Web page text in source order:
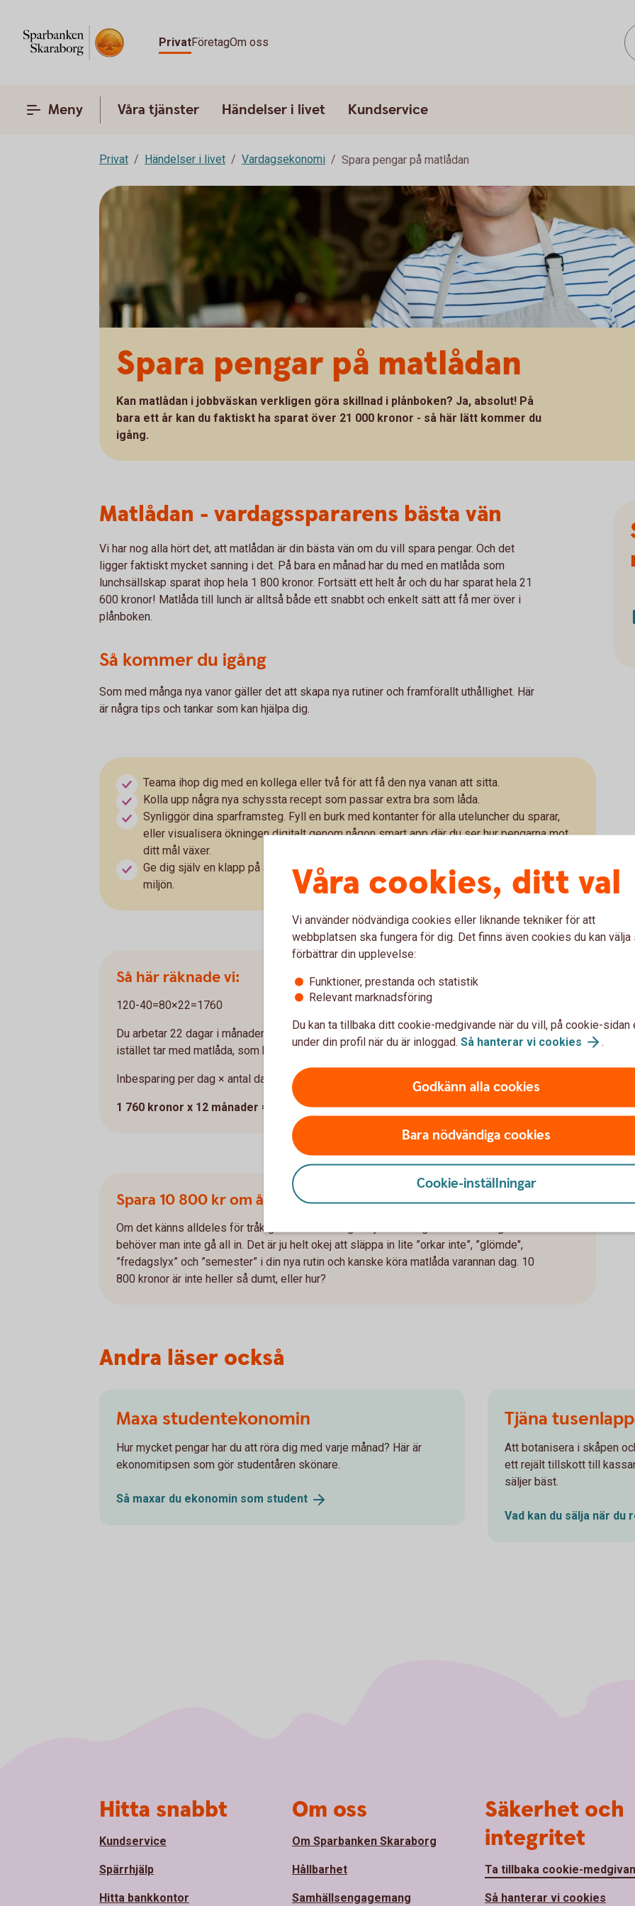
PrivatFöretagOm oss
Meny Våra tjänster Händelser i livet Kundservice
Privat Händelser i livet Vardagsekonomi Spara pengar på matlådan
Spara pengar på matlådan
Kan matlådan i jobbväskan verkligen göra skillnad i plånboken? Ja, absolut! På
bara ett år kan du faktiskt ha sparat över 21 000 kronor - så här lätt kommer du
igång.
Matlådan - vardagsspararens bästa vän
Vi har nog alla hört det, att matlådan är din bästa vän om du vill spara pengar. Och det
ligger faktiskt mycket sanning i det. På bara en månad har du med en matlåda som
lunchsällskap sparat ihop hela 1 800 kronor. Fortsätt ett helt år och du har sparat hela 21
600 kronor! Matlåda till lunch är alltså både ett snabbt och enkelt sätt att få mer över i
plånboken.
Så kommer du igång
Som med många nya vanor gäller det att skapa nya rutiner och framförallt uthållighet. Här
är några tips och tankar som kan hjälpa dig.
Teama ihop dig med en kollega eller två för att få den nya vanan att sitta.
Kolla upp några nya schyssta recept som passar extra bra som låda.
Synliggör dina sparframsteg. Fyll en burk med kontanter för alla uteluncher du sparar,
eller visualisera ökningen digitalt genom någon smart app där du ser hur pengarna mot
ditt mål växer.
Ge dig själv en klapp på axeln. Samtidigt som du sparar pengar, kan du även spara på
miljön.
Så här räknade vi:
120-40=80×22=1760
Du arbetar 22 dagar i månaden och köper lunch ute för 120 kr. Det blir 2 640 kr. Om du
istället tar med matlåda, som kostar ca 40 kr att laga hemma, spenderar du ca 880 kronor.
Inbesparing per dag × antal dagar per månad = inbesparing per månad.
1 760 kronor x 12 månader = 21 120 kr.
Spara 10 800 kr om året på matlåda varannan dag
Om det känns alldeles för tråkigt att behöva säga hejdå till krog och restaurang så
behöver man inte gå all in. Det är ju helt okej att släppa in lite ”orkar inte”, ”glömde",
”fredagslyx” och ”semester” i din nya rutin och kanske köra matlåda varannan dag. 10
800 kronor är inte heller så dumt, eller hur?
Andra läser också
Maxa studentekonomin
Hur mycket pengar har du att röra dig med varje månad? Här är
ekonomitipsen som gör studentåren skönare.
Så maxar du ekonomin som student
Tjäna
Att botanisera i skåpen
ett rejält tillskott till
säljer bäst.
Vad kan du sälja när du
Våra cookies, ditt val
Vi använder nödvändiga cookies eller liknande tekniker för att
webbplatsen ska fungera för dig. Det finns även cookies du kan välja
förbättrar din upplevelse:
Funktioner, prestanda och statistik
Relevant marknadsföring
Du kan ta tillbaka ditt cookie-medgivande när du vill, på cookie-sidan
under din profil när du är inloggad. Så hanterar vi cookies .
Godkänn alla cookies
Bara nödvändiga cookies
Cookie-inställningar
Hitta snabbt
Kundservice
Spärrhjälp
Hitta bankkontor
Om oss
Om Sparbanken Skaraborg
Hållbarhet
Samhällsengagemang
Säkerhet och
integritet
Ta tillbaka cookie-
Så hanterar vi cookies